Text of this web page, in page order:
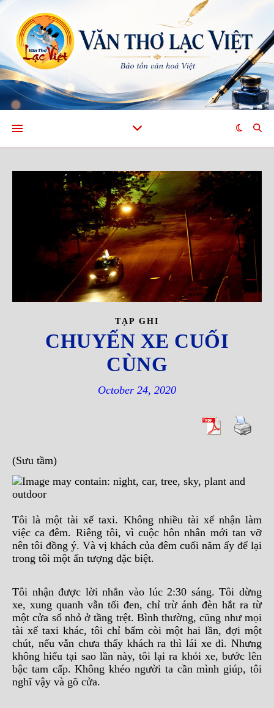
TẠP GHI
CHUYẾN XE CUỐI
CÙNG
October 24, 2020
(Sưu tầm)
Tôi là một tài xế taxi. Không nhiều tài xế nhận làm
việc ca đêm. Riêng tôi, vì cuộc hôn nhân mới tan vỡ
nên tôi đồng ý. Và vị khách của đêm cuối năm ấy để lại
trong tôi một ấn tượng đặc biệt.
Tôi nhận được lời nhắn vào lúc 2:30 sáng. Tôi dừng
xe, xung quanh vẫn tối đen, chỉ trừ ánh đèn hắt ra từ
một cửa sổ nhỏ ở tầng trệt. Bình thường, cũng như mọi
tài xế taxi khác, tôi chỉ bấm còi một hai lần, đợi một
chút, nếu vẫn chưa thấy khách ra thì lái xe đi. Nhưng
không hiểu tại sao lần này, tôi lại ra khỏi xe, bước lên
bậc tam cấp. Không khéo người ta cần mình giúp, tôi
nghĩ vậy và gõ cửa.